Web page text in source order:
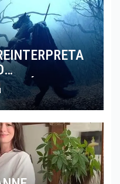
HOLLOW